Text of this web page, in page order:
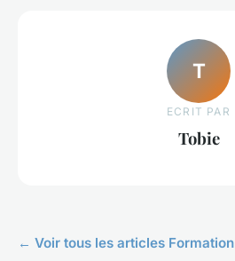
T
ECRIT PAR
Tobie
← Voir tous les articles Formation